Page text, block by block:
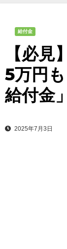
給付金
【必
5万円
給付金
2025年7月3日